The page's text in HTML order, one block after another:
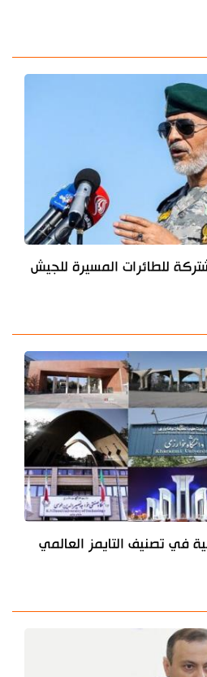
للطائرات المسيرة للجيش
في تصنيف التايمز العالمي